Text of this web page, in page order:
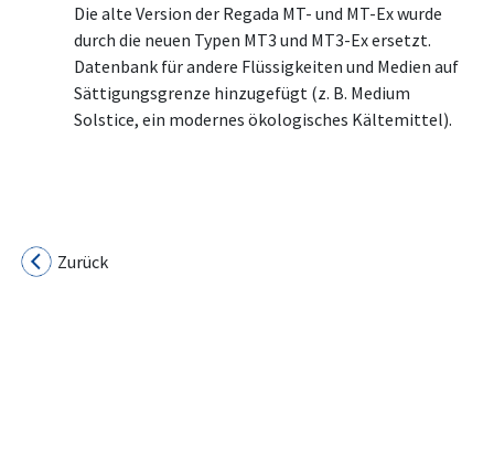
Die alte Version der Regada MT- und MT-Ex wurde
durch die neuen Typen MT3 und MT3-Ex ersetzt.
Datenbank für andere Flüssigkeiten und Medien auf
Sättigungsgrenze hinzugefügt (z. B. Medium
Solstice, ein modernes ökologisches Kältemittel).
Zurück